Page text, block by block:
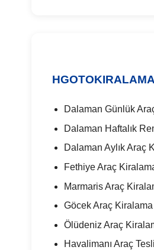
Dalaman Günlük
Dalaman Haftalık
Dalaman Aylık Araç
Fethiye Araç
Marmaris Araç
Göcek Araç Kiralama
Ölüdeniz Araç
Havalimanı Araç